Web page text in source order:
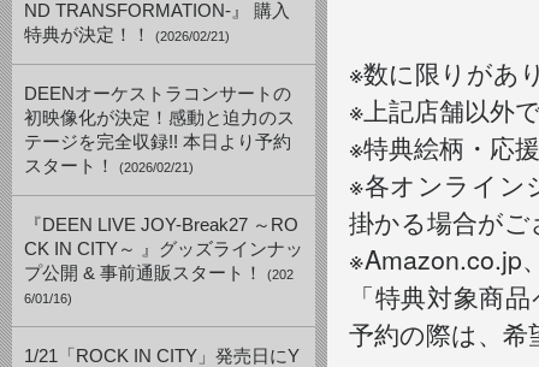
ND TRANSFORMATION-』 購入
特典が決定！！
(2026/02/21)
DEENオーケストラコンサートの
初映像化が決定！感動と迫力のス
テージを完全収録!! 本日より予約
スタート！
(2026/02/21)
『DEEN LIVE JOY-Break27 ～RO
CK IN CITY～ 』グッズラインナッ
プ公開 & 事前通販スタート！
(202
6/01/16)
1/21「ROCK IN CITY」発売日にY
※数に限りがあ
※上記店舗以外
※特典絵柄・応
※各オンライン
掛かる場合が
※Amazon.co.jp
「特典対象商
予約の際は、